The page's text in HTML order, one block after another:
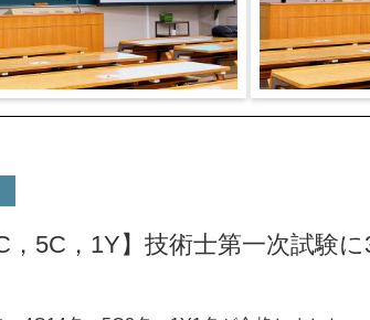
，5C，1Y】技術士第一次試験